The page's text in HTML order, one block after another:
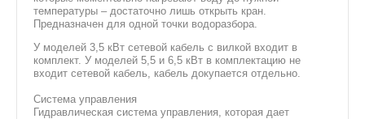
температуры – достаточно лишь открыть кран.
Предназначен для одной точки водоразбора.
У моделей 3,5 кВт сетевой кабель с вилкой входит в
комплект. У моделей 5,5 и 6,5 кВт в комплектацию не
входит сетевой кабель, кабель докупается отдельно.
Система управления
Гидравлическая система управления, которая дает